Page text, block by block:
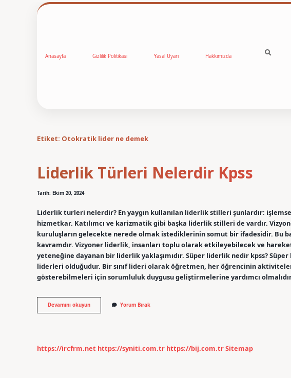
Anasayfa Gizlilik Politikası Yasal Uyarı Hakkımızda
Etiket: Otokratik lider ne demek
Liderlik Türleri Nelerdir Kpss
Tarih: Ekim 20, 2024
Liderlik turleri nelerdir? En yaygın kullanılan liderlik stilleri şunlardır:
hizmetkar. Katılımcı ve karizmatik gibi başka liderlik stilleri de vardır.
kuruluşların gelecekte nerede olmak istediklerinin somut bir ifadesidir. Bu
kavramdır. Vizyoner liderlik, insanları toplu olarak etkileyebilecek ve
yeteneğine dayanan bir liderlik yaklaşımıdır. Süper liderlik nedir kpss?
liderleri olduğudur. Bir sınıf lideri olarak öğretmen, her öğrencinin
gösterebilmeleri için sorumluluk duygusu geliştirmelerine yardımcı
Devamını okuyunLiderlik
Türleri
Yorum Bırak
https://ircfrm.net https://syniti.com.tr https://bij.com.trSitemap